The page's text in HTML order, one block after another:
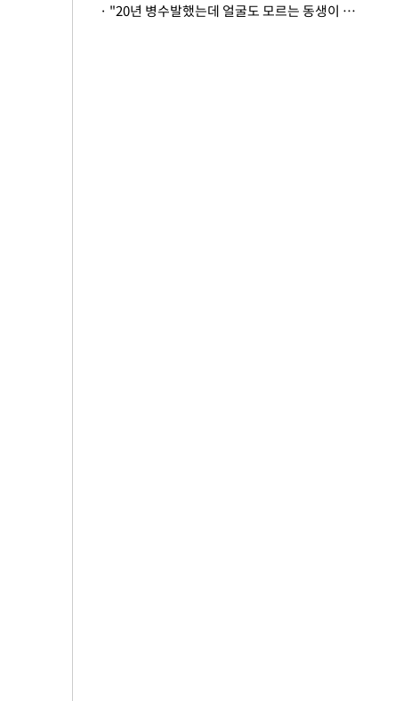
· "20년 병수발했는데 얼굴도 모르는 동생이 유산 절반을"…배다른 형제 상속권 있을까